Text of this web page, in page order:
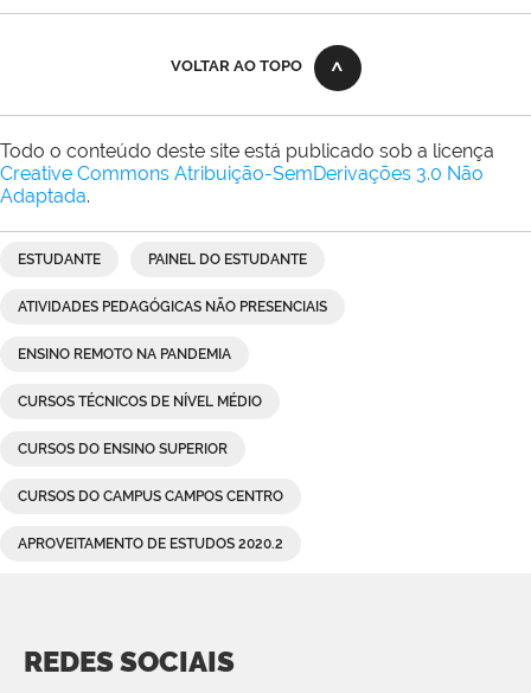
VOLTAR AO TOPO
Todo o conteúdo deste site está publicado sob a licença
Creative Commons Atribuição-SemDerivações 3.0 Não
Adaptada.
ESTUDANTE PAINEL DO ESTUDANTE
ATIVIDADES PEDAGÓGICAS NÃO PRESENCIAIS
ENSINO REMOTO NA PANDEMIA
CURSOS TÉCNICOS DE NÍVEL MÉDIO
CURSOS DO ENSINO SUPERIOR
CURSOS DO CAMPUS CAMPOS CENTRO
APROVEITAMENTO DE ESTUDOS 2020.2
REDES SOCIAIS